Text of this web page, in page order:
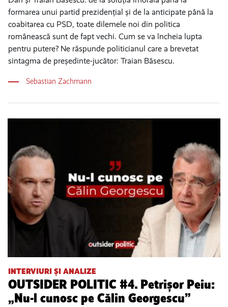
formarea unui partid prezidențial și de la anticipate până la
coabitarea cu PSD, toate dilemele noi din politica
românească sunt de fapt vechi. Cum se va încheia lupta
pentru putere? Ne răspunde politicianul care a brevetat
sintagma de președinte-jucător: Traian Băsescu.
Sebastian Zachmann
INTERVIURI ȘI ANALIZE
OUTSIDER POLITIC #4. Petrișor Peiu:
„Nu-l cunosc pe Călin Georgescu”